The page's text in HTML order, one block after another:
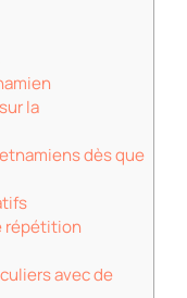
la
dès que
répétition
avec de